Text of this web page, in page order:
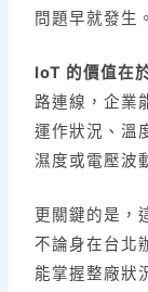
問題早就發生。
IoT 的價值在
路連線，企業
運作狀況、溫
濕度或電壓波
更關鍵的是，
不論身在台北
能掌握整廠狀